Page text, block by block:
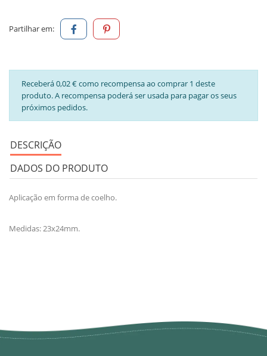
Partilhar em:
Receberá 0,02 € como recompensa ao comprar 1 deste
produto. A recompensa poderá ser usada para pagar os seus
próximos pedidos.
DESCRIÇÃO
DADOS DO PRODUTO
Aplicação em forma de coelho.
Medidas: 23x24mm.